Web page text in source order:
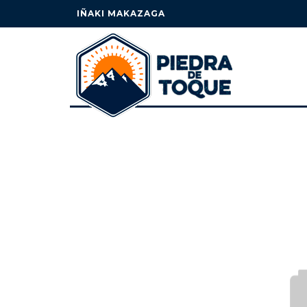
IÑAKI MAKAZAGA